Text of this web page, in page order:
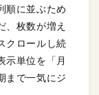
順に並ぶため
、枚数が増え
クロールし続
示単位を「月
まで一気にジ